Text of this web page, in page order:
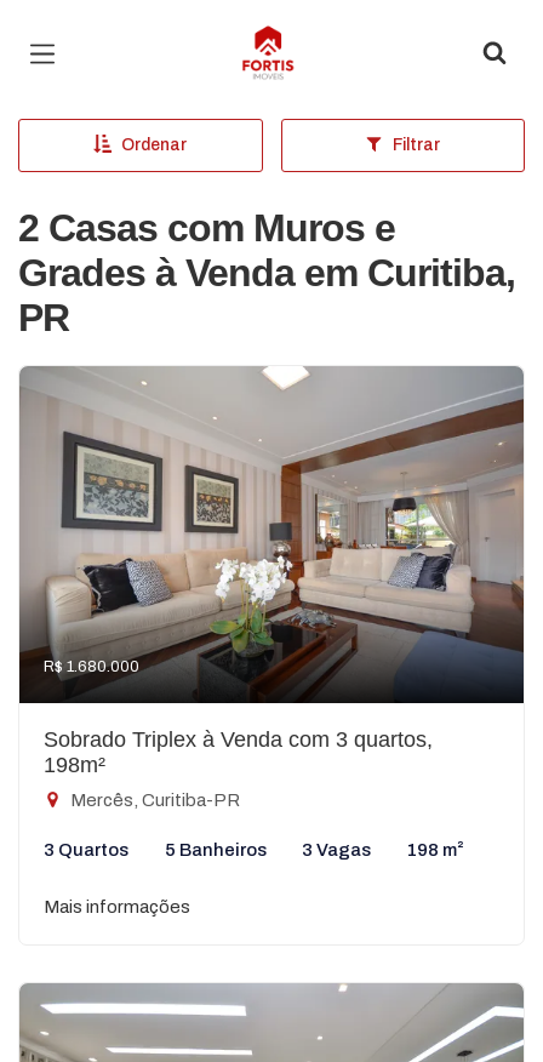
Página inicial
Ordenar Filtrar
2 Casas com Muros e
Grades à Venda em Curitiba,
PR
R$ 1.680.000
Sobrado Triplex à Venda com 3 quartos,
198m²
Mercês, Curitiba-PR
3 Quartos 5 Banheiros 3 Vagas 198 m²
Mais informações